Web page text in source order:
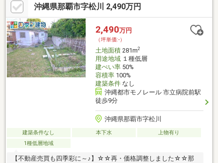
分 1000ｍローソンとまりん店 徒歩3分 190ｍ西原IC 車22分
沖縄県那覇市字松川 2,490万円
2,490万円
（坪単価:-）
土地面積281m2
用途地域１種低層
建ぺい率50%
容積率100%
建築条件なし
沖縄都市モノレール 市立病院前駅
徒歩9分
沖縄県那覇市字松川
建築条件なし 本下水
上物有り
1種低層地域
【不動産売買も四季彩に～♪】☆☆再・価格調整しました☆☆那